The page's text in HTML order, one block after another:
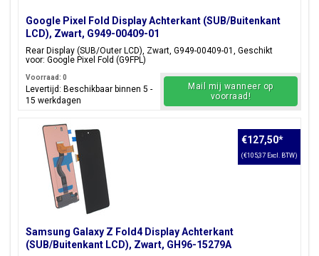
Google Pixel Fold Display Achterkant (SUB/Buitenkant
LCD), Zwart, G949-00409-01
Rear Display (SUB/Outer LCD), Zwart, G949-00409-01, Geschikt
voor: Google Pixel Fold (G9FPL)
Voorraad: 0
Levertijd: Beschikbaar binnen 5 -
15 werkdagen
Mail mij wanneer op
voorraad!
Samsung Galaxy Z Fold4 Display Achterkant
(SUB/Buitenkant LCD), Zwart, GH96-15279A
€127,50*
(€105,37 Excl. BTW)